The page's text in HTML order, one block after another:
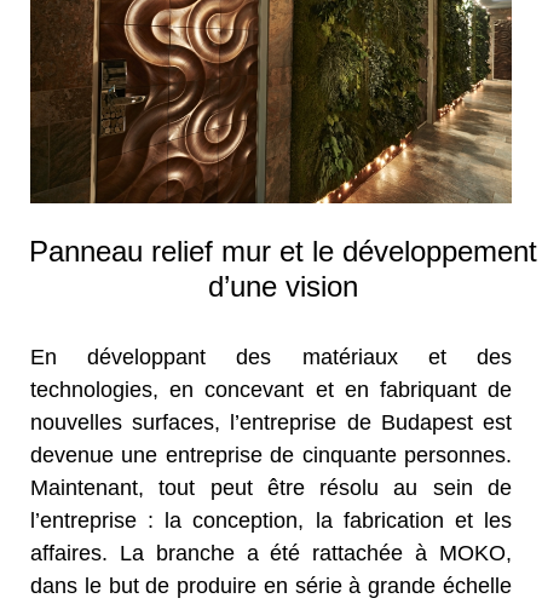
Panneau relief mur et le développement
d’une vision
En développant des matériaux et des
technologies, en concevant et en fabriquant de
nouvelles surfaces, l’entreprise de Budapest est
devenue une entreprise de cinquante personnes.
Maintenant, tout peut être résolu au sein de
l’entreprise : la conception, la fabrication et les
affaires. La branche a été rattachée à MOKO,
dans le but de produire en série à grande échelle